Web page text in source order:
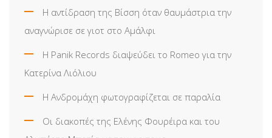
Η αντίδραση της Βίσση όταν θαυμάστρια την
αναγνώρισε σε γιοτ στο Αμάλφι
Η Panik Records διαψεύδει το Romeo για την
Κατερίνα Λιόλιου
Η Ανδρομάχη φωτογραφίζεται σε παραλία
Οι διακοπές της Ελένης Φουρέιρα και του